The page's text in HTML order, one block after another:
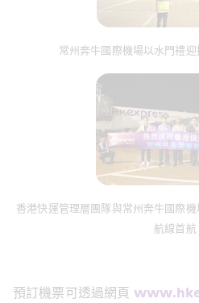
常州奔牛國際機場以水門禮迎
香港快運管理層團隊與常州奔牛國際
航線首航
預訂機票可透過網頁